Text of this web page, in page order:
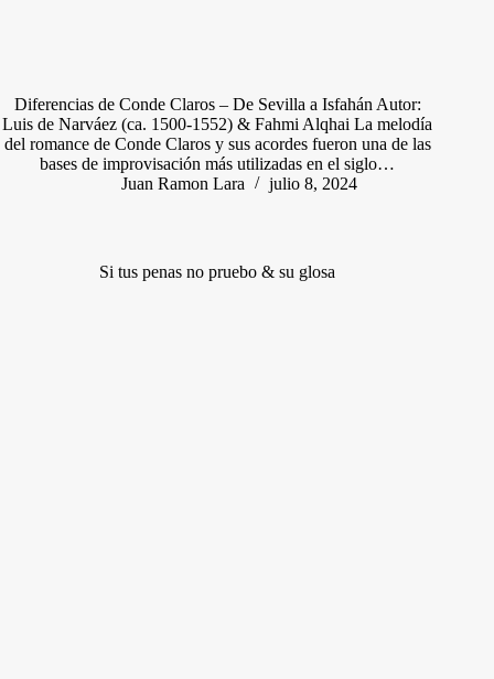
Diferencias de Conde Claros – De Sevilla a Isfahán Autor:
Luis de Narváez (ca. 1500-1552) & Fahmi Alqhai La melodía
del romance de Conde Claros y sus acordes fueron una de las
bases de improvisación más utilizadas en el siglo…
Juan Ramon Lara
julio 8, 2024
Si tus penas no pruebo & su glosa